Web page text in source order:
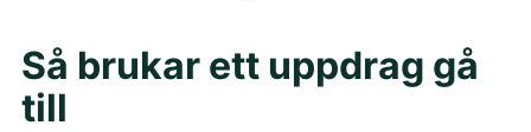
Så brukar ett uppdrag gå
till